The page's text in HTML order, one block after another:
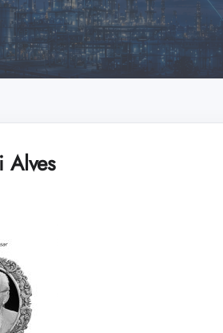
Alves